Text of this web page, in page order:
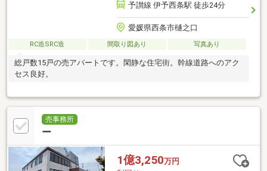
予讃線 伊予西条駅 徒歩24分
愛媛県西条市樋之口
RC造SRC造 間取り図あり 写真あり
総戸数15戸の売アパートです。閑静な住宅街。幹線道路へのアク
セス良好。
売事務所
ー
1億3,250万円